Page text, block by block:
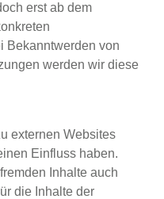
erst ab dem
Bekanntwerden von
werden wir diese
externen Websites
Einfluss haben.
Inhalte auch
die Inhalte der